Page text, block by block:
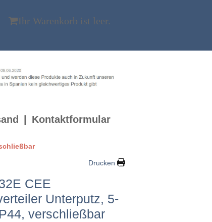
Ihr Warenkorb ist leer.
Kontaktformular
Drucken
CEE
Unterputz, 5-
verschließbar